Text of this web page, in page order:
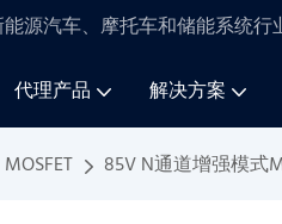
源汽车、摩托车和储能系统行
代理产品 解决方案
MOSFET 85V N通道增强模式